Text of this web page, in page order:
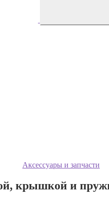
Аксессуары и запчасти
крышкой и